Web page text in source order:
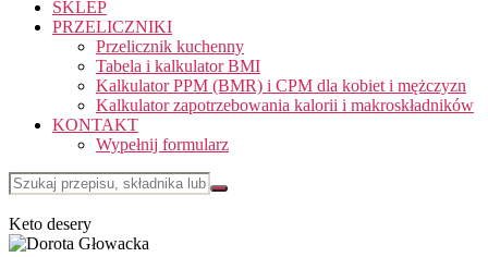
SKLEP
PRZELICZNIKI
Przelicznik kuchenny
Tabela i kalkulator BMI
Kalkulator PPM (BMR) i CPM dla kobiet i mężczyzn
Kalkulator zapotrzebowania kalorii i makroskładników
KONTAKT
Wypełnij formularz
Keto desery